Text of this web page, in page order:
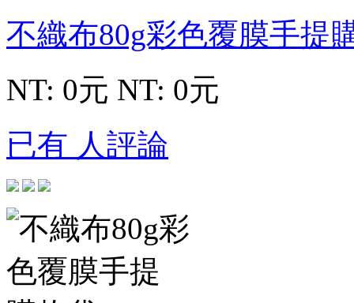
不織布80g彩色覆膜手提
NT: 0元 NT: 0元
已有 人評論